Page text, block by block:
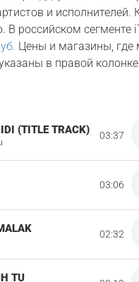
и исполнителей.
В российском сегменте
Цены и магазины, где
в правой
(TITLE TRACK) 03:37
03:06
02:32
TU